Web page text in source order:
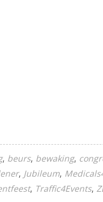
beurs bewaking
Jubileum
Traffic4Events